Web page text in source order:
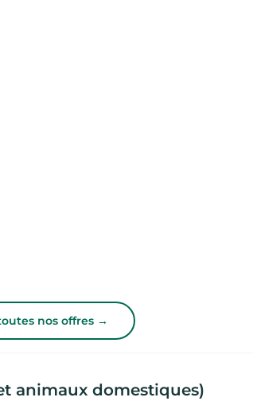
nos offres →
animaux domestiques)